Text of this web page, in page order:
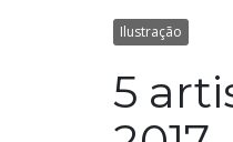
Ilustração
5